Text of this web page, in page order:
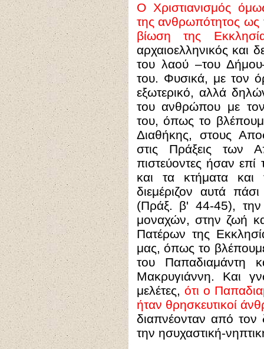
Ο Χριστιανισμός
της ανθρωπότητος ως
βίωση της
αρχαιοελληνικός και
του λαού –του
του. Φυσικά, με τον
εξωτερικό, αλλά
του ανθρώπου με
του, όπως το
Διαθήκης, στους
στις Πράξεις των
πιστεύοντες ήσαν επί
και τα κτήματα και
διεμέριζον αυτά
(Πράξ. β' 44-45), την
μοναχών, στην ζωή
Πατέρων της
μας, όπως το βλέπουμε
του Παπαδιαμάντη
Μακρυγιάννη. Και
μελέτες, ότι ο
ήταν θρησκευτικοί
διαπνέονταν από τον
την ησυχαστική-